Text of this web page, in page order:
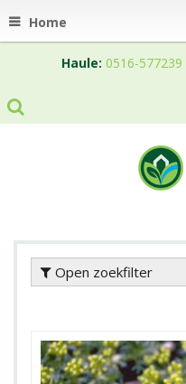
Home
Haule: 0516-577239
Open zoekfilter